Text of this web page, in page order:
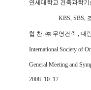
연세대학교 건축과학
KBS, SBS, 조
협 찬: ㈜ 무영건축 , 대
International Society of
General Meeting and
2008. 10. 17